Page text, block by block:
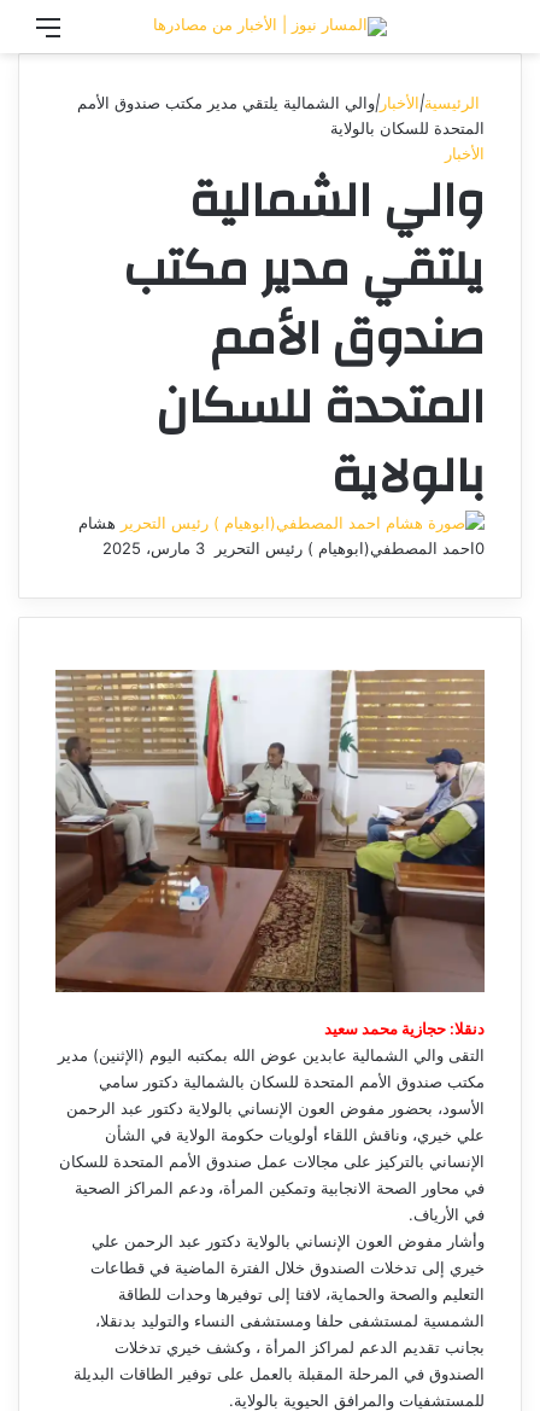
تسجيل الدخول
الرئيسية|الأخبار |والي الشمالية يلتقي مدير مكتب صندوق الأمم
المتحدة للسكان بالولاية
الأخبار
والي الشمالية
يلتقي مدير مكتب
صندوق الأمم
المتحدة للسكان
بالولاية
هشام
احمد المصطفي(ابوهيام ) رئيس التحرير
أرسل
إلكترونيا
3 مارس، 2025 0
دنقلا: حجازية محمد سعيد
التقى والي الشمالية عابدين عوض الله بمكتبه اليوم (الإثنين) مدير
مكتب صندوق الأمم المتحدة للسكان بالشمالية دكتور سامي
الأسود، بحضور مفوض العون الإنساني بالولاية دكتور عبد الرحمن
علي خيري، وناقش اللقاء أولويات حكومة الولاية في الشأن
الإنساني بالتركيز على مجالات عمل صندوق الأمم المتحدة للسكان
في محاور الصحة الانجابية وتمكين المرأة، ودعم المراكز الصحية
في الأرياف.
وأشار مفوض العون الإنساني بالولاية دكتور عبد الرحمن علي
خيري إلى تدخلات الصندوق خلال الفترة الماضية في قطاعات
التعليم والصحة والحماية، لافتا إلى توفيرها وحدات للطاقة
الشمسية لمستشفى حلفا ومستشفى النساء والتوليد بدنقلا،
بجانب تقديم الدعم لمراكز المرأة ، وكشف خيري تدخلات
الصندوق في المرحلة المقبلة بالعمل على توفير الطاقات البديلة
للمستشفيات والمرافق الحيوية بالولاية.